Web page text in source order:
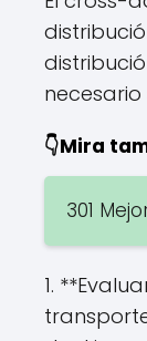
necesario
👇Mira
301
1.